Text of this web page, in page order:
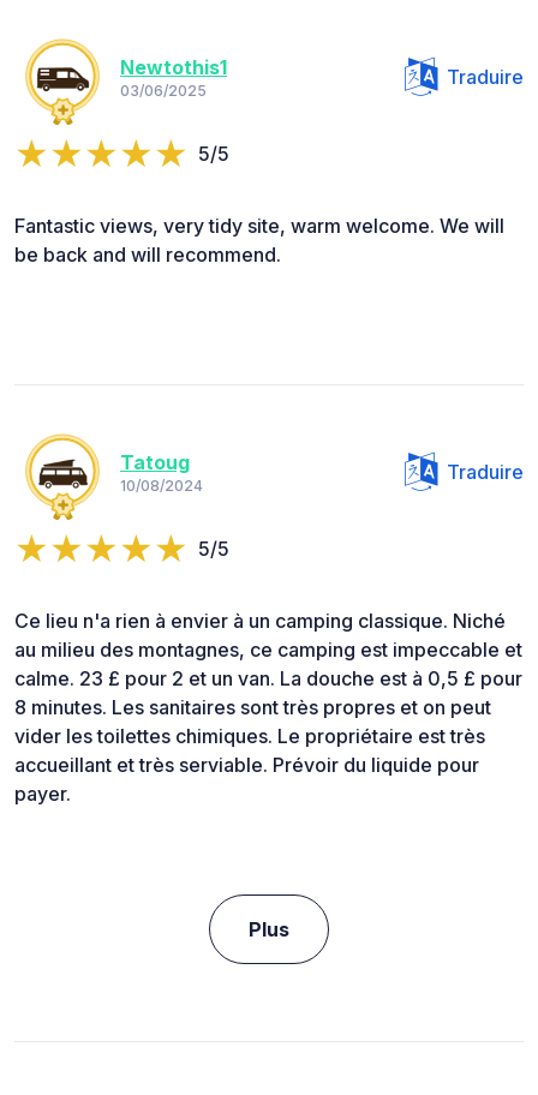
Newtothis1
03/06/2025
Traduire
5/5
Fantastic views, very tidy site, warm welcome. We will
be back and will recommend.
Tatoug
10/08/2024
Traduire
5/5
Ce lieu n'a rien à envier à un camping classique. Niché
au milieu des montagnes, ce camping est impeccable et
calme. 23 £ pour 2 et un van. La douche est à 0,5 £ pour
8 minutes. Les sanitaires sont très propres et on peut
vider les toilettes chimiques. Le propriétaire est très
accueillant et très serviable. Prévoir du liquide pour
payer.
Plus